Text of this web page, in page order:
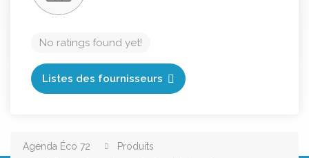
No ratings found yet!
Listes des fournisseurs
Agenda Éco 72
Produits